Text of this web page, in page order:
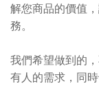
解您商品的價值
務。
我們希望做到的
有人的需求，同